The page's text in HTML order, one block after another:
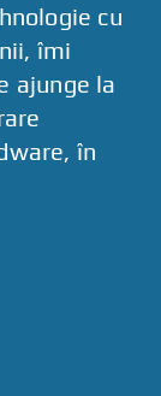
cu
îmi
ajunge la
în